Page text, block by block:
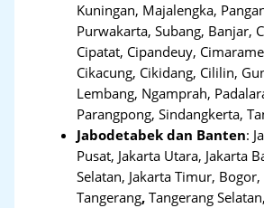
Kuningan, Majalengka,
Purwakarta, Subang, Banjar,
Cipatat, Cipandeuy,
Cikacung, Cikidang, Cililin,
Lembang, Ngamprah,
Parangpong, Sindangkerta,
Jabodetabek dan Banten:
Pusat, Jakarta Utara, Jakarta
Selatan, Jakarta Timur,
Tangerang,Tangerang